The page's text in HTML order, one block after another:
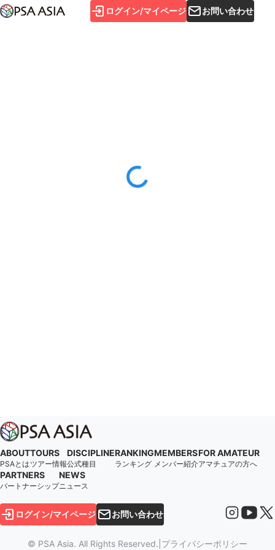
ログイン/マイページ お問い合わせ
ABOUT
PSAとは
TOURS
ツアー情報
DISCIPLINE
公式種目
RANKING
ランキング
MEMBERS
メンバー紹介
FOR AMATEUR
アマチュアの方へ
PARTNERS
パートナーシップ
NEWS
ニュース
ログイン/マイページ お問い合わせ
© PSA Asia. All Rights Reserved. プライバシーポリシー